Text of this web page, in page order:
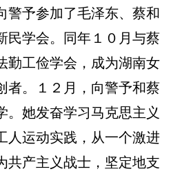
予参加了毛泽东、蔡和
民学会。同年１０月与蔡
勤工俭学会，成为湖南女
者。１２月，向警予和蔡
。她发奋学习马克思主义
人运动实践，从一个激进
共产主义战士，坚定地支